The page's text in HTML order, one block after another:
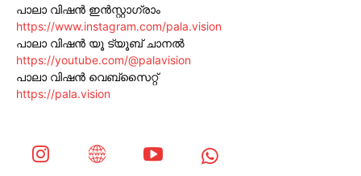
പാലാ വിഷൻ ഇൻസ്റ്റാഗ്രാം
https://www.instagram.com/pala.vision
പാലാ വിഷൻ യൂ ട്യൂബ് ചാനൽ
https://youtube.com/@palavision
പാലാ വിഷൻ വെബ്സൈറ്റ്
https://pala.vision